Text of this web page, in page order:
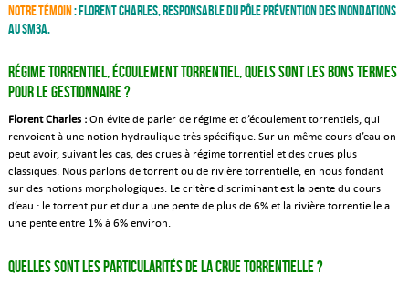
Notre témoin: Florent Charles, responsable du Pôle Prévention des Inondations
au SM3A.
Régime torrentiel, écoulement torrentiel, quels sont les bons termes
pour le gestionnaire ?
Florent Charles :On évite de parler de régime et d’écoulement torrentiels, qui
renvoient à une notion hydraulique très spécifique. Sur un même cours d’eau on
peut avoir, suivant les cas, des crues à régime torrentiel et des crues plus
classiques. Nous parlons de torrent ou de rivière torrentielle, en nous fondant
sur des notions morphologiques. Le critère discriminant est la pente du cours
d’eau : le torrent pur et dur a une pente de plus de 6% et la rivière torrentielle a
une pente entre 1% à 6% environ.
Quelles sont les particularités de la crue torrentielle ?